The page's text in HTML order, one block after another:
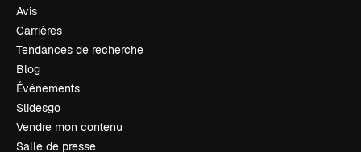
Avis
Carrières
Tendances de recherche
Blog
Événements
Slidesgo
Vendre mon contenu
Salle de presse